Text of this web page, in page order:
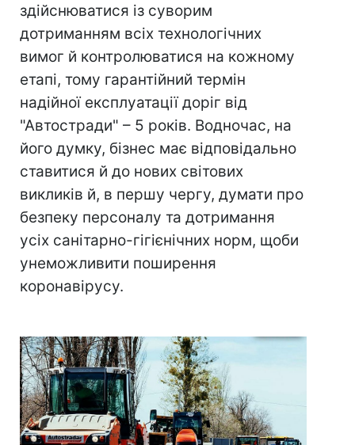
здійснюватися із суворим
дотриманням всіх технологічних
вимог й контролюватися на кожному
етапі, тому гарантійний термін
надійної експлуатації доріг від
"Автостради" – 5 років. Водночас, на
його думку, бізнес має відповідально
ставитися й до нових світових
викликів й, в першу чергу, думати про
безпеку персоналу та дотримання
усіх санітарно-гігієнічних норм, щоби
унеможливити поширення
коронавірусу.